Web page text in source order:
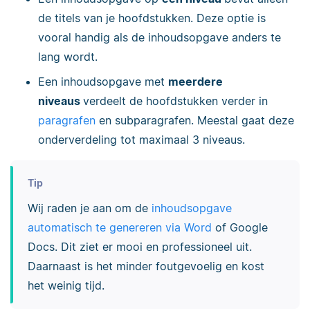
de titels van je hoofdstukken. Deze optie is
vooral handig als de inhoudsopgave anders te
lang wordt.
Een inhoudsopgave met meerdere
niveaus verdeelt de hoofdstukken verder in
paragrafen en subparagrafen. Meestal gaat deze
onderverdeling tot maximaal 3 niveaus.
Tip
Wij raden je aan om de inhoudsopgave
automatisch te genereren via Word of Google
Docs. Dit ziet er mooi en professioneel uit.
Daarnaast is het minder foutgevoelig en kost
het weinig tijd.